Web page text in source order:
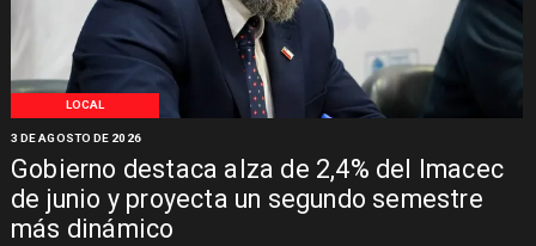
LOCAL
Gobierno destaca alza de 2,4% del Imacec
de junio y proyecta un segundo semestre
más dinámico
3 DE AGOSTO DE 2026